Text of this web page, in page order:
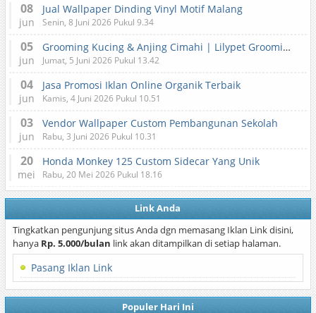
08
jun
Jual Wallpaper Dinding Vinyl Motif Malang
Senin, 8 Juni 2026 Pukul 9.34
05
jun
Grooming Kucing & Anjing Cimahi | Lilypet Grooming & Pet Hotel
Jumat, 5 Juni 2026 Pukul 13.42
04
jun
Jasa Promosi Iklan Online Organik Terbaik
Kamis, 4 Juni 2026 Pukul 10.51
03
jun
Vendor Wallpaper Custom Pembangunan Sekolah
Rabu, 3 Juni 2026 Pukul 10.31
20
mei
Honda Monkey 125 Custom Sidecar Yang Unik
Rabu, 20 Mei 2026 Pukul 18.16
Link Anda
Tingkatkan pengunjung situs Anda dgn memasang Iklan Link disini,
hanya Rp. 5.000/bulan link akan ditampilkan di setiap halaman.
Pasang Iklan Link
Populer Hari Ini